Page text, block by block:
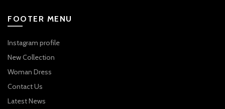
FOOTER MENU
Instagram profile
New Collection
Woman Dress
Contact Us
Latest News